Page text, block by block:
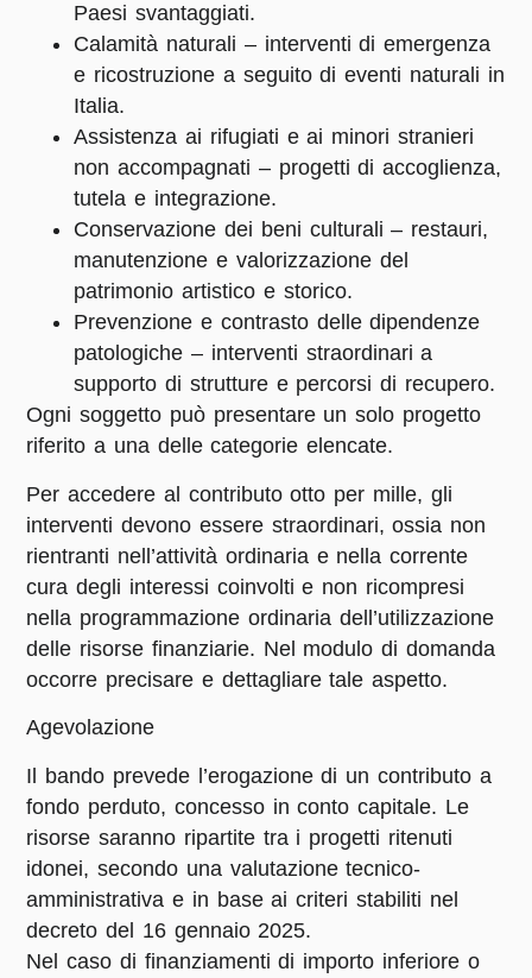
Paesi svantaggiati.
Calamità naturali – interventi di emergenza
e ricostruzione a seguito di eventi naturali in
Italia.
Assistenza ai rifugiati e ai minori stranieri
non accompagnati – progetti di accoglienza,
tutela e integrazione.
Conservazione dei beni culturali – restauri,
manutenzione e valorizzazione del
patrimonio artistico e storico.
Prevenzione e contrasto delle dipendenze
patologiche – interventi straordinari a
supporto di strutture e percorsi di recupero.
Ogni soggetto può presentare un solo progetto
riferito a una delle categorie elencate.
Per accedere al contributo otto per mille, gli
interventi devono essere straordinari, ossia non
rientranti nell’attività ordinaria e nella corrente
cura degli interessi coinvolti e non ricompresi
nella programmazione ordinaria dell’utilizzazione
delle risorse finanziarie. Nel modulo di domanda
occorre precisare e dettagliare tale aspetto.
Agevolazione
Il bando prevede l’erogazione di un contributo a
fondo perduto, concesso in conto capitale. Le
risorse saranno ripartite tra i progetti ritenuti
idonei, secondo una valutazione tecnico-
amministrativa e in base ai criteri stabiliti nel
decreto del 16 gennaio 2025.
Nel caso di finanziamenti di importo inferiore o